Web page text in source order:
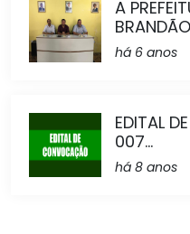
A
há 6 anos
EDITAL
007...
há 8 anos